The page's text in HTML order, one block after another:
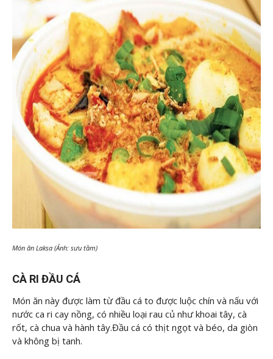
Món ăn Laksa (Ảnh: sưu tầm)
CÀ RI ĐẦU CÁ
Món ăn này được làm từ đầu cá to được luộc chín và nấu với
nước ca ri cay nồng, có nhiều loại rau củ như khoai tây, cà
rốt, cà chua và hành tây.Đầu cá có thịt ngọt và béo, da giòn
và không bị tanh.